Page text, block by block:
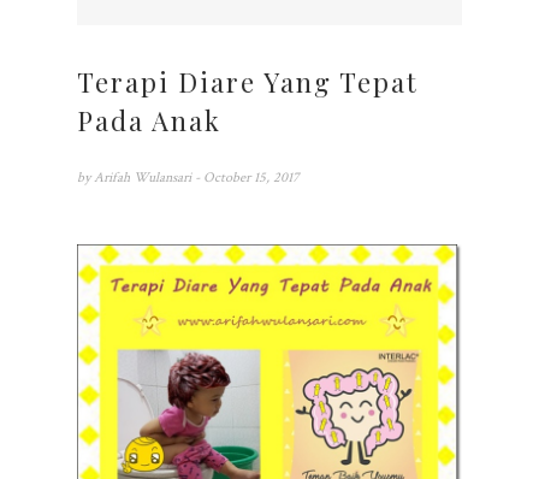
Terapi Diare Yang Tepat
Pada Anak
by Arifah Wulansari - October 15, 2017